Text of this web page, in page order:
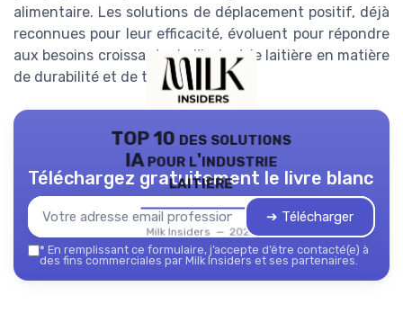
alimentaire. Les solutions de déplacement positif, déjà
reconnues pour leur efficacité, évoluent pour répondre
aux besoins croissants de l’industrie laitière en matière
de durabilité et de traçabilité.
TOP 10 des solutions
IA pour l'industrie
laitière
Milk Insiders — 2026
Téléchargez gratuitement le livre blanc
➔ Télécharger
* En remplissant ce formulaire, j’accepte d’être contacté(e) à
des fins commerciales par Milk Insiders et ses partenaires.